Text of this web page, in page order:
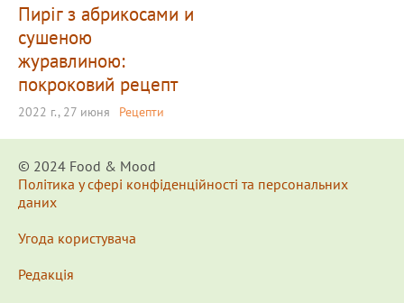
Пиріг з абрикосами и
сушеною
журавлиною:
покроковий рецепт
2022 г., 27 июня Рецепти
© 2024 Food & Мood
Політика у сфері конфіденційності та персональних
даних
Угода користувача
Редакція